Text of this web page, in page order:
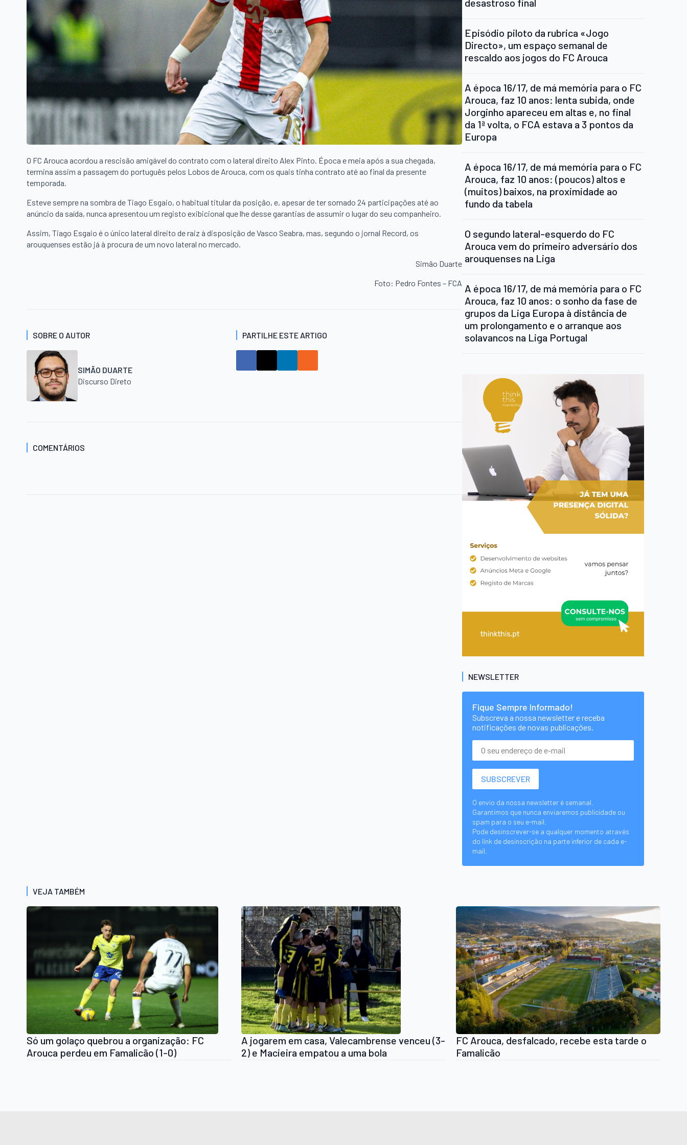
O FC Arouca acordou a rescisão amigável do contrato com o lateral direito Alex Pinto. Época e meia após a sua chegada,
termina assim a passagem do português pelos Lobos de Arouca, com os quais tinha contrato até ao final da presente
temporada.
Esteve sempre na sombra de Tiago Esgaio, o habitual titular da posição, e, apesar de ter somado 24 participações até ao
anúncio da saída, nunca apresentou um registo exibicional que lhe desse garantias de assumir o lugar do seu companheiro.
Assim, Tiago Esgaio é o único lateral direito de raiz à disposição de Vasco Seabra, mas, segundo o jornal Record, os
arouquenses estão já à procura de um novo lateral no mercado.
Simão Duarte
Foto: Pedro Fontes – FCA
SOBRE O AUTOR
SIMÃO DUARTE
Discurso Direto
PARTILHE ESTE ARTIGO
COMENTÁRIOS
desastroso final
Episódio piloto da rubrica «Jogo
Directo», um espaço semanal de
rescaldo aos jogos do FC Arouca
A época 16/17, de má memória para o FC
Arouca, faz 10 anos: lenta subida, onde
Jorginho apareceu em altas e, no final
da 1ª volta, o FCA estava a 3 pontos da
Europa
A época 16/17, de má memória para o FC
Arouca, faz 10 anos: (poucos) altos e
(muitos) baixos, na proximidade ao
fundo da tabela
O segundo lateral-esquerdo do FC
Arouca vem do primeiro adversário dos
arouquenses na Liga
A época 16/17, de má memória para o FC
Arouca, faz 10 anos: o sonho da fase de
grupos da Liga Europa à distância de
um prolongamento e o arranque aos
solavancos na Liga Portugal
NEWSLETTER
Fique Sempre Informado!
Subscreva a nossa newsletter e receba
notificações de novas publicações.
O envio da nossa newsletter é semanal.
Garantimos que nunca enviaremos publicidade ou
spam para o seu e-mail.
Pode desinscrever-se a qualquer momento através
do link de desinscrição na parte inferior de cada e-
mail.
VEJA TAMBÉM
Só um golaço quebrou a organização: FC
Arouca perdeu em Famalicão (1-0)
A jogarem em casa, Valecambrense venceu (3-
2) e Macieira empatou a uma bola
FC Arouca, desfalcado, recebe esta tarde o
Famalicão